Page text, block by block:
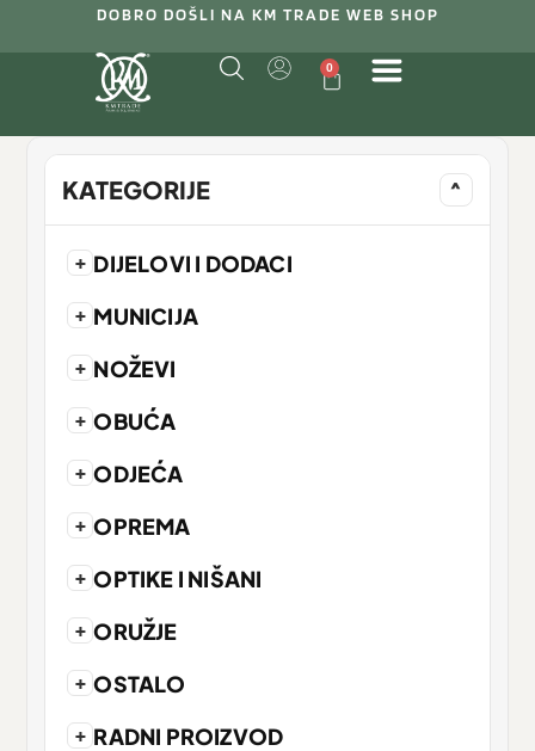
DOBRO DOŠLI NA KM TRADE WEB SHOP
0
KATEGORIJE ^
+ DIJELOVI I DODACI
+ MUNICIJA
+ NOŽEVI
+ OBUĆA
+ ODJEĆA
+ OPREMA
+ OPTIKE I NIŠANI
+ ORUŽJE
+ OSTALO
+ RADNI PROIZVOD